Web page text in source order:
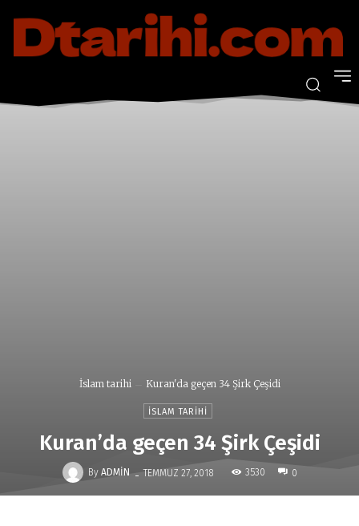
İslam tarihi Kuran'da geçen 34 Şirk Çeşidi
İSLAM TARIHI
Kuran’da geçen 34 Şirk Çeşidi
By ADMIN - TEMMUZ 27, 2018 3530 0